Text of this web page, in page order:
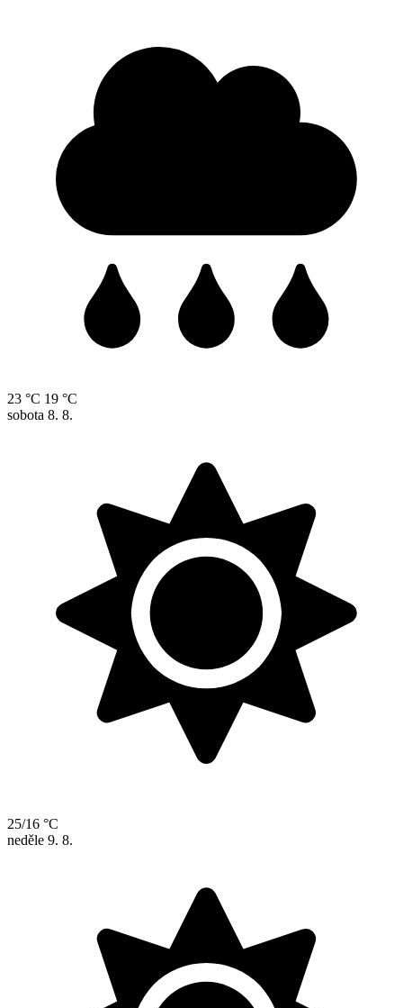
23 °C 19 °C
sobota 8. 8.
25/16 °C
neděle 9. 8.